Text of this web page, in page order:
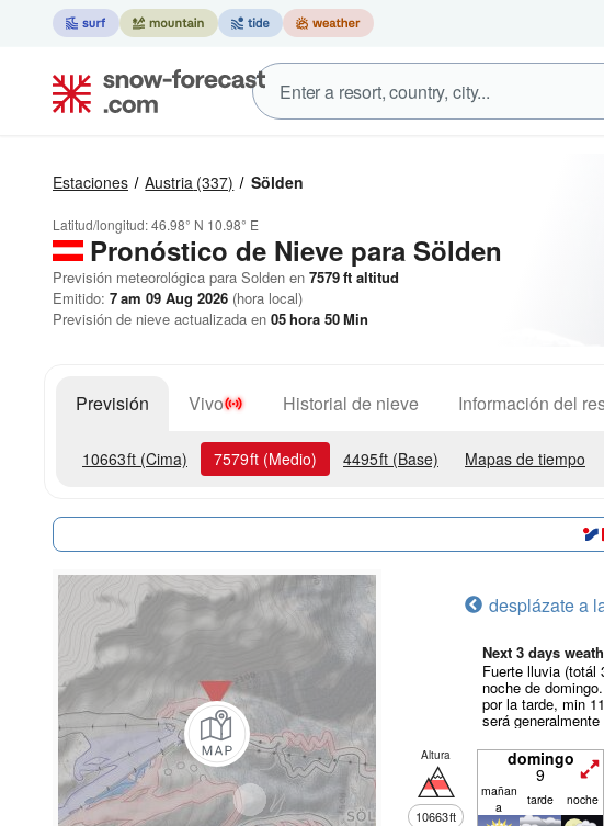
Estaciones Austria (337) Sölden
Latitud/longitud:46.98° N 10.98° E
Pronóstico de Nieve para Sölden
Previsión meteorológica para Solden en 7579ft altitud
Emitido: 7 am 09 Aug 2026 (hora local)
Previsión de nieve actualizada en 05hora 50Min
Previsión Vivo Historial de nieve Información del
10663ft (Cima) 7579ft (Medio) 4495ft (Base) Mapas de tiempo
desplázate a
Next 3 days
Fuerte lluvia (totál
noche de
por la tarde, min
será generalmente
Altura
10663ft
domingo
9
mañan
a
tarde noche